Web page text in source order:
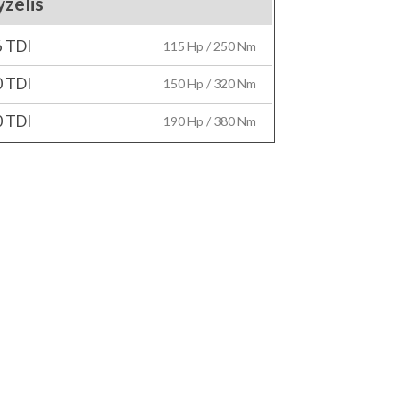
TDI 115 Hp / 250 Nm
TDI 150 Hp / 320 Nm
TDI 190 Hp / 380 Nm